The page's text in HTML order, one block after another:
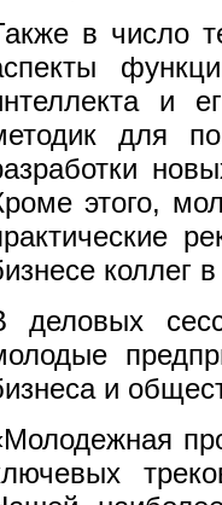
в число
и
для
этого,
коллег
деловых
и